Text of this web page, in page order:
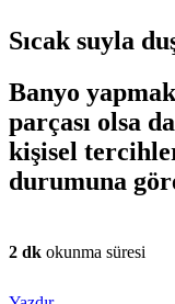
Sıcak suyla
Banyo
parçası olsa
kişisel
durumuna
2 dk okunma süresi